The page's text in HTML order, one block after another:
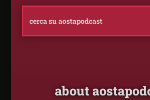
about